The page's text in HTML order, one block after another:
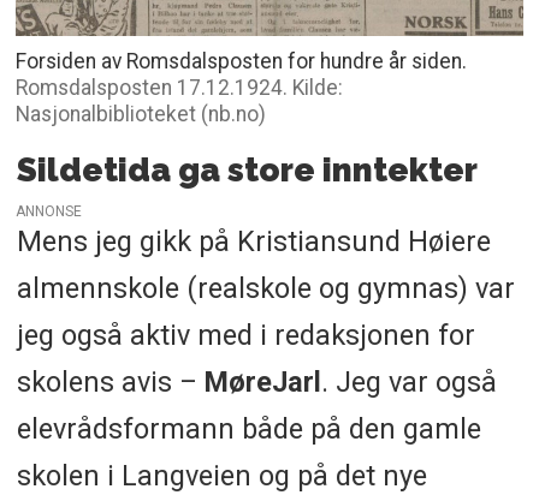
Forsiden av Romsdalsposten for hundre år siden.
Romsdalsposten 17.12.1924. Kilde:
Nasjonalbiblioteket (nb.no)
Sildetida ga store inntekter
ANNONSE
Mens jeg gikk på Kristiansund Høiere
almennskole (realskole og gymnas) var
jeg også aktiv med i redaksjonen for
skolens avis – MøreJarl . Jeg var også
elevrådsformann både på den gamle
skolen i Langveien og på det nye